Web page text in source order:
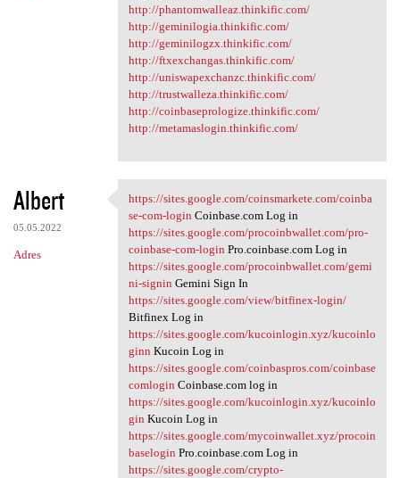
http://phantomwalleaz.thinkific.com/
http://geminilogia.thinkific.com/
http://geminilogzx.thinkific.com/
http://ftxexchangas.thinkific.com/
http://uniswapexchanzc.thinkific.com/
http://trustwalleza.thinkific.com/
http://coinbaseprologize.thinkific.com/
http://metamaslogin.thinkific.com/
Albert
05.05.2022
Adres
https://sites.google.com
https://sites.google.com/coinsmarkete.com/coinba
se-com-login Coinbase.com Log in
https://sites.google.com/procoinbwallet.com/pro-
coinbase-com-login Pro.coinbase.com Log in
https://sites.google.com/procoinbwallet.com/gemi
ni-signin Gemini Sign In
https://sites.google.com/view/bitfinex-login/
Bitfinex Log in
https://sites.google.com/kucoinlogin.xyz/kucoinlo
ginn Kucoin Log in
https://sites.google.com/coinbaspros.com/coinbase
comlogin Coinbase.com log in
https://sites.google.com/kucoinlogin.xyz/kucoinlo
gin Kucoin Log in
https://sites.google.com/mycoinwallet.xyz/procoin
baselogin Pro.coinbase.com Log in
https://sites.google.com/crypto-